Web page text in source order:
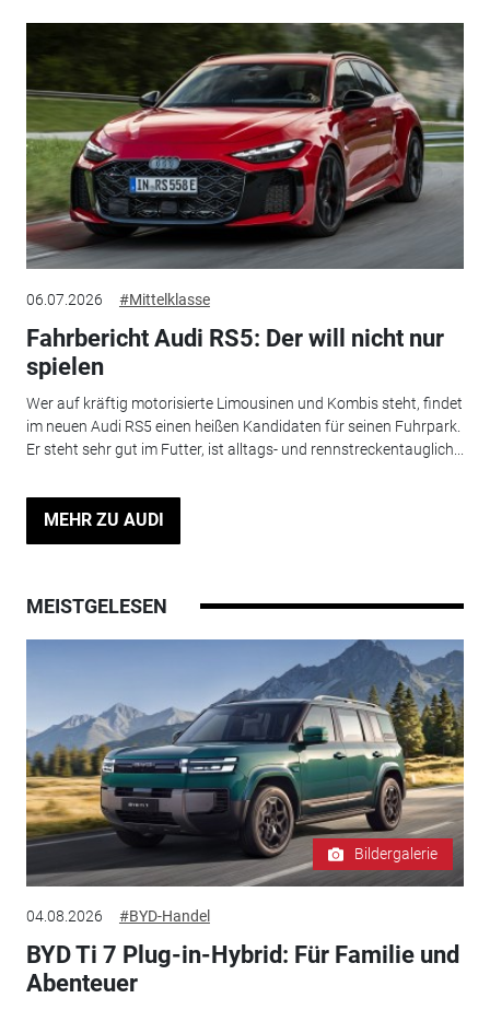
06.07.2026 #Mittelklasse
Fahrbericht Audi RS5: Der will nicht nur
spielen
Wer auf kräftig motorisierte Limousinen und Kombis steht, findet
im neuen Audi RS5 einen heißen Kandidaten für seinen Fuhrpark.
Er steht sehr gut im Futter, ist alltags- und rennstreckentauglich...
MEHR ZU AUDI
MEISTGELESEN
Bildergalerie
04.08.2026 #BYD-Handel
BYD Ti 7 Plug-in-Hybrid: Für Familie und
Abenteuer